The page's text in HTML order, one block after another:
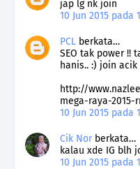
jap lg nk join
10 Jun 2015 pada
PCL berkata…
SEO tak power !!
hanis.. :) join acik
http://
mega-raya-2015-
10 Jun 2015 pada
Cik Norberkata…
kalau xde IG blh
10 Jun 2015 pada